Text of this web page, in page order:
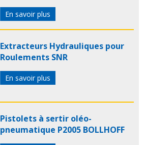
En savoir plus
Extracteurs Hydrauliques pour
Roulements SNR
En savoir plus
Pistolets à sertir oléo-
pneumatique P2005 BOLLHOFF